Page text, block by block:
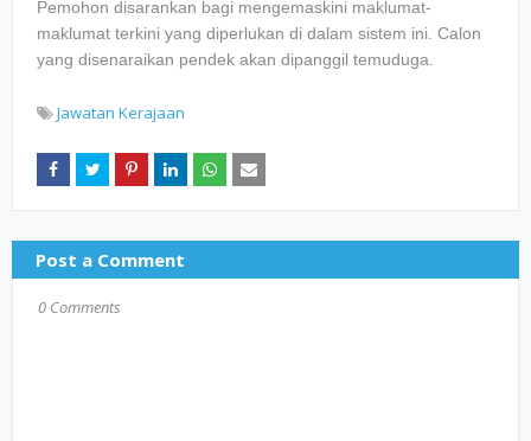
Pemohon disarankan bagi mengemaskini maklumat-
maklumat terkini yang diperlukan di dalam sistem ini. Calon
yang disenaraikan pendek akan dipanggil temuduga.
Jawatan Kerajaan
Post a Comment
0 Comments